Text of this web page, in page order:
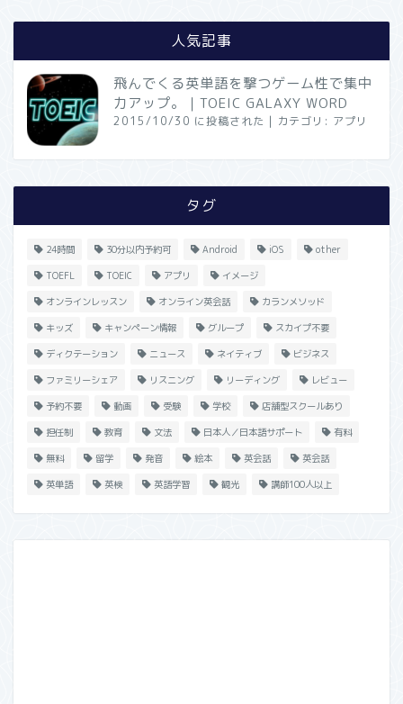
人気記事
飛んでくる英単語を撃つゲーム性で集中
力アップ。｜TOEIC GALAXY WORD
2015/10/30 に投稿された | カテゴリ: アプリ
タグ
24時間 30分以内予約可 Android iOS other
TOEFL TOEIC アプリ イメージ
オンラインレッスン オンライン英会話 カランメソッド
キッズ キャンペーン情報 グループ スカイプ不要
ディクテーション ニュース ネイティブ ビジネス
ファミリーシェア リスニング リーディング レビュー
予約不要 動画 受験 学校 店舗型スクールあり
担任制 教育 文法 日本人／日本語サポート 有料
無料 留学 発音 絵本 英会話 英会話
英単語 英検 英語学習 観光 講師100人以上